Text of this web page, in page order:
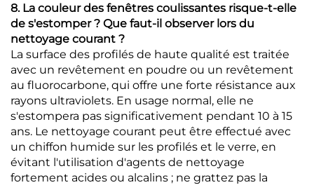
8. La couleur des fenêtres coulissantes risque-t-elle
de s'estomper ? Que faut-il observer lors du
nettoyage courant ?
La surface des profilés de haute qualité est traitée
avec un revêtement en poudre ou un revêtement
au fluorocarbone, qui offre une forte résistance aux
rayons ultraviolets. En usage normal, elle ne
s'estompera pas significativement pendant 10 à 15
ans. Le nettoyage courant peut être effectué avec
un chiffon humide sur les profilés et le verre, en
évitant l'utilisation d'agents de nettoyage
fortement acides ou alcalins ; ne grattez pas la